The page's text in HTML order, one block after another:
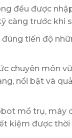
đều được
càng trước khi
tiến độ
chuyên môn
nổi bật và
mổ trụ, máy
kiệm được thời